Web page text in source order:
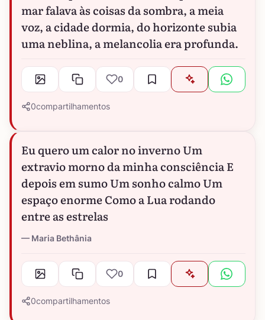
mar falava às coisas da sombra, a meia
voz, a cidade dormia, do horizonte subia
uma neblina, a melancolia era profunda.
0
0compartilhamentos
Eu quero um calor no inverno Um
extravio morno da minha consciência E
depois em sumo Um sonho calmo Um
espaço enorme Como a Lua rodando
entre as estrelas
Maria Bethânia
0
0compartilhamentos